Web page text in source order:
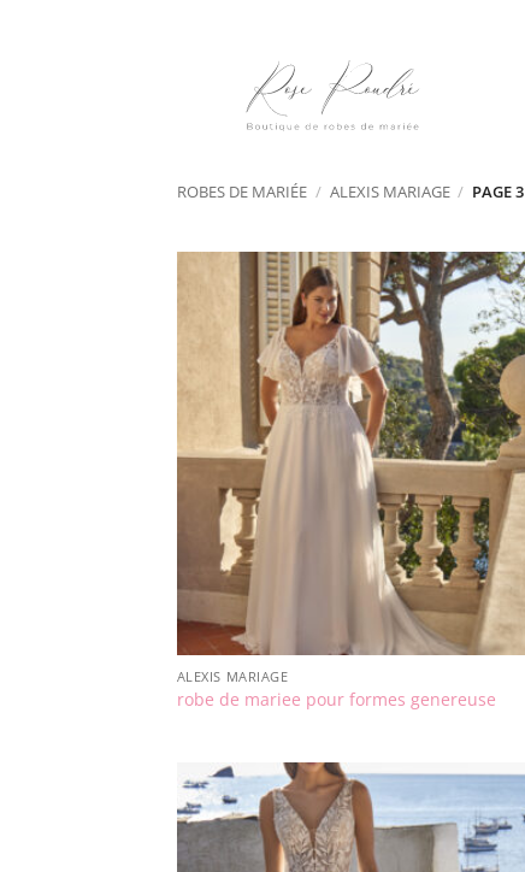
ROBES DE MARIÉE / ALEXIS MARIAGE / PAGE 3
ALEXIS MARIAGE
robe de mariee pour formes genereuse